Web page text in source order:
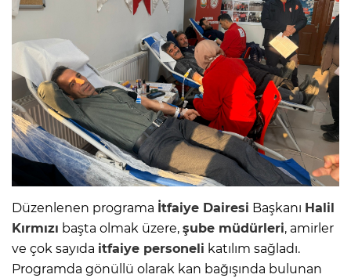
Düzenlenen programa İtfaiye Dairesi Başkanı Halil
Kırmızı başta olmak üzere, şube müdürleri, amirler
ve çok sayıda itfaiye personeli katılım sağladı.
Programda gönüllü olarak kan bağışında bulunan